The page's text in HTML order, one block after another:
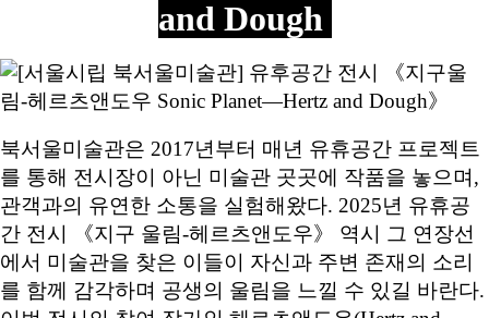
and Dough
북서울미술관은 2017년부터 매년 유휴공간 프로젝트
를 통해 전시장이 아닌 미술관 곳곳에 작품을 놓으며,
관객과의 유연한 소통을 실험해왔다. 2025년 유휴공
간 전시 《지구 울림-헤르츠앤도우》 역시 그 연장선
에서 미술관을 찾은 이들이 자신과 주변 존재의 소리
를 함께 감각하며 공생의 울림을 느낄 수 있길 바란다.